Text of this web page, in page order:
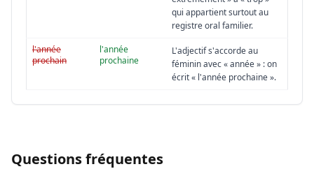
qui appartient surtout au
registre oral familier.
l'année
prochain
l'année
prochaine
L'adjectif s'accorde au
féminin avec « année » : on
écrit « l'année prochaine ».
Questions fréquentes